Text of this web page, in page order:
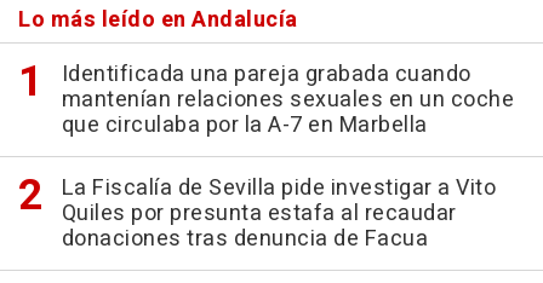
Lo más leído en Andalucía
Identificada una pareja grabada cuando
mantenían relaciones sexuales en un coche
que circulaba por la A-7 en Marbella
La Fiscalía de Sevilla pide investigar a Vito
Quiles por presunta estafa al recaudar
donaciones tras denuncia de Facua